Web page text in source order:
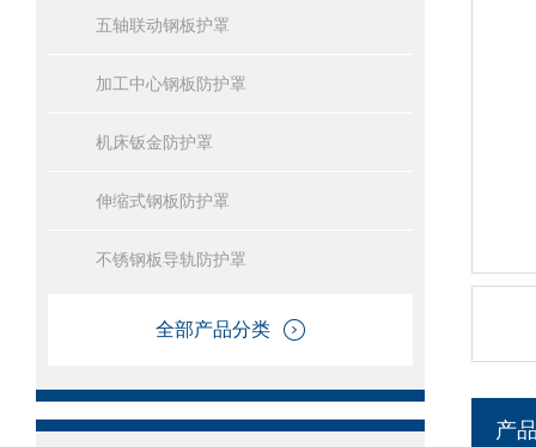
五轴联动钢板护罩
加工中心钢板防护罩
机床钣金防护罩
伸缩式钢板防护罩
不锈钢板导轨防护罩
全部产品分类
产